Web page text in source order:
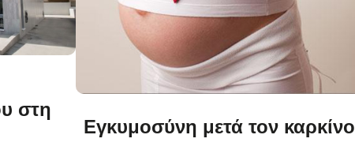
στη
Εγκυμοσύνη μετά τον καρκίνο